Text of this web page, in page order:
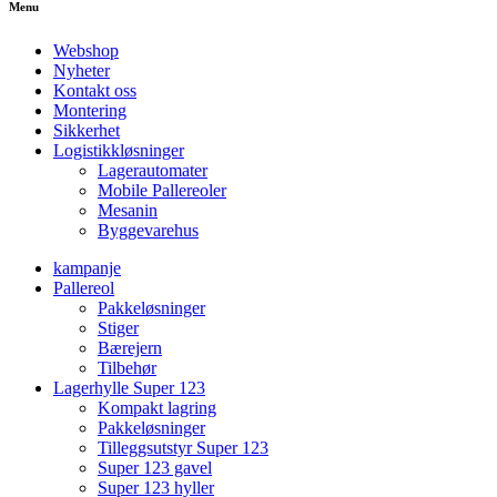
Menu
Webshop
Nyheter
Kontakt oss
Montering
Sikkerhet
Logistikkløsninger
Lagerautomater
Mobile Pallereoler
Mesanin
Byggevarehus
kampanje
Pallereol
Pakkeløsninger
Stiger
Bærejern
Tilbehør
Lagerhylle Super 123
Kompakt lagring
Pakkeløsninger
Tilleggsutstyr Super 123
Super 123 gavel
Super 123 hyller